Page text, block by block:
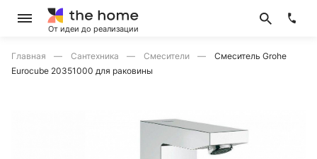
От идеи до реализации
Главная Сантехника Смесители
Смеситель Grohe
Eurocube 20351000 для раковины